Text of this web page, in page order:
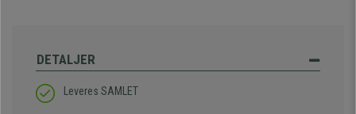
DETALJER
Leveres SAMLET